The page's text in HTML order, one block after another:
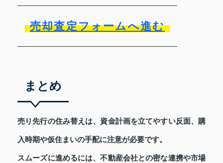
売却査定フォームへ進む
まとめ
売り先行の住み替えは、資金計画を立てやすい反面、購
入時期や仮住まいの手配に注意が必要です。
スムーズに進めるには、不動産会社との密な連携や市場